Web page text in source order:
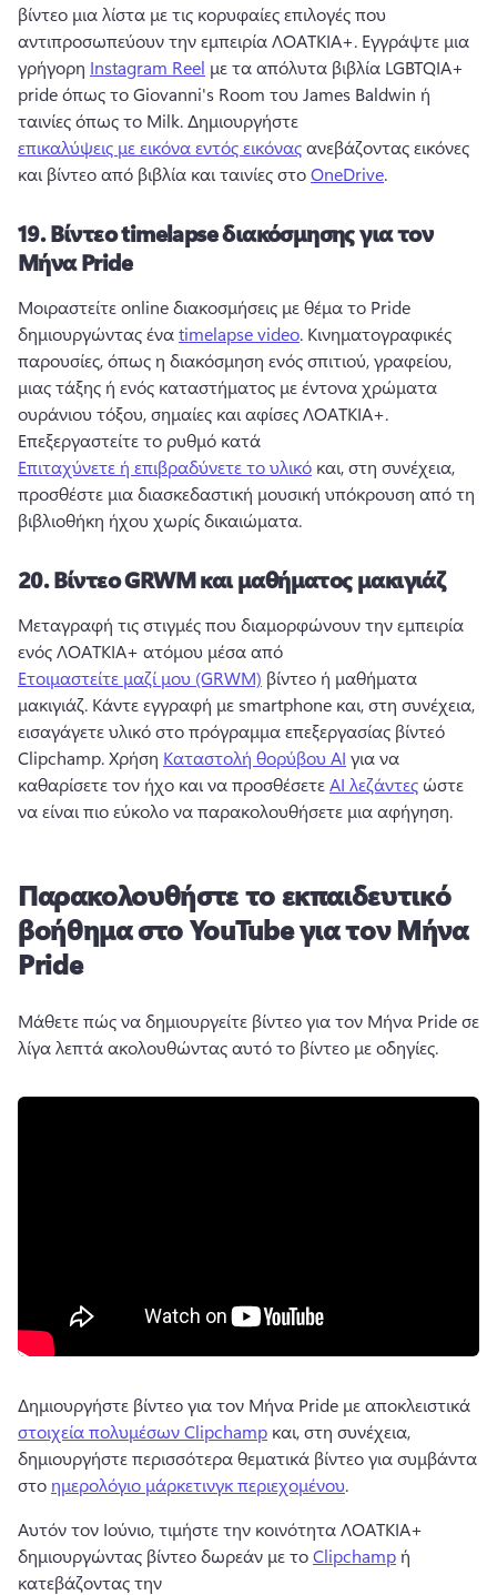
βίντεο μια λίστα με τις κορυφαίες επιλογές που
αντιπροσωπεύουν την εμπειρία ΛΟΑΤΚΙΑ+. Εγγράψτε μια
γρήγορη Instagram Reel με τα απόλυτα βιβλία LGBTQIA+
pride όπως το Giovanni's Room του James Baldwin ή
ταινίες όπως το Milk. Δημιουργήστε
επικαλύψεις με εικόνα εντός εικόνας ανεβάζοντας εικόνες
και βίντεο από βιβλία και ταινίες στο OneDrive.
19.Βίντεο timelapse διακόσμησης για τον
Μήνα Pride
Μοιραστείτε online διακοσμήσεις με θέμα το Pride
δημιουργώντας ένα timelapse video. Κινηματογραφικές
παρουσίες, όπως η διακόσμηση ενός σπιτιού, γραφείου,
μιας τάξης ή ενός καταστήματος με έντονα χρώματα
Επεξεργαστείτε το ρυθμό κατά
Επιταχύνετε ή επιβραδύνετε το υλικό και, στη συνέχεια,
προσθέστε μια διασκεδαστική μουσική υπόκρουση από τη
βιβλιοθήκη ήχου χωρίς δικαιώματα.
20.Βίντεο GRWM και μαθήματος μακιγιάζ
Μεταγραφή τις στιγμές που διαμορφώνουν την εμπειρία
ενός ΛΟΑΤΚΙΑ+ ατόμου μέσα από
Ετοιμαστείτε μαζί μου (GRWM) βίντεο ή μαθήματα
μακιγιάζ. Κάντε εγγραφή με smartphone και, στη συνέχεια,
εισαγάγετε υλικό στο πρόγραμμα επεξεργασίας βίντεό
Clipchamp. Χρήση Καταστολή θορύβου AI για να
καθαρίσετε τον ήχο και να προσθέσετε AI λεζάντες ώστε
να είναι πιο εύκολο να παρακολουθήσετε μια αφήγηση.
Παρακολουθήστε το εκπαιδευτικό
βοήθημα στο YouTube για τον Μήνα
Pride
Μάθετε πώς να δημιουργείτε βίντεο για τον Μήνα Pride σε
λίγα λεπτά ακολουθώντας αυτό το βίντεο με οδηγίες.
Δημιουργήστε βίντεο για τον Μήνα Pride με αποκλειστικά
στοιχεία πολυμέσων Clipchamp και, στη συνέχεια,
δημιουργήστε περισσότερα θεματικά βίντεο για συμβάντα
στο ημερολόγιο μάρκετινγκ περιεχομένου.
Αυτόν τον Ιούνιο, τιμήστε την κοινότητα ΛΟΑΤΚΙΑ+
δημιουργώντας βίντεο δωρεάν με το Clipchamp ή
κατεβάζοντας την